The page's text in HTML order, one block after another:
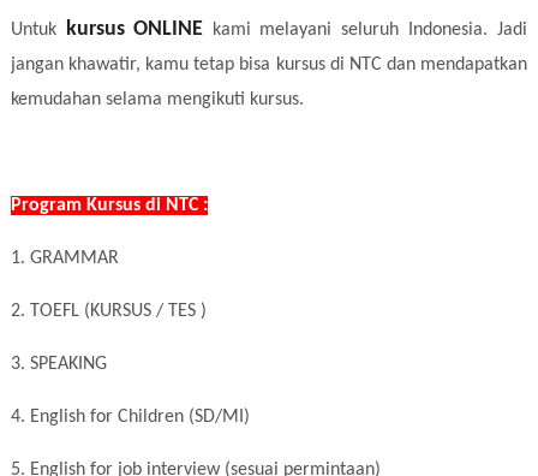
Untuk kursus ONLINE
kami melayani seluruh Indonesia. Jadi
jangan khawatir, kamu tetap bisa kursus di NTC dan mendapatkan
kemudahan selama mengikuti kursus.
Program Kursus di NTC :
1. GRAMMAR
2. TOEFL (KURSUS / TES )
3. SPEAKING
4. English for Children (SD/MI)
5. English for job interview (sesuai permintaan)